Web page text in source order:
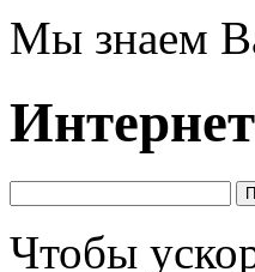
Мы знаем
Чтобы